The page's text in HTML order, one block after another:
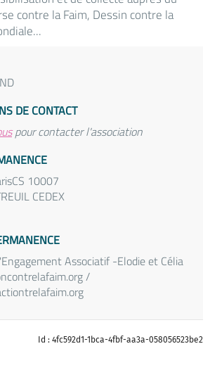
contre la Faim, Dessin contre la
DE CONTACT
pour contacter l'association
10007
CEDEX
Associatif -Elodie et Célia
/
Id : 4fc592d1-1bca-4fbf-aa3a-058056523be2